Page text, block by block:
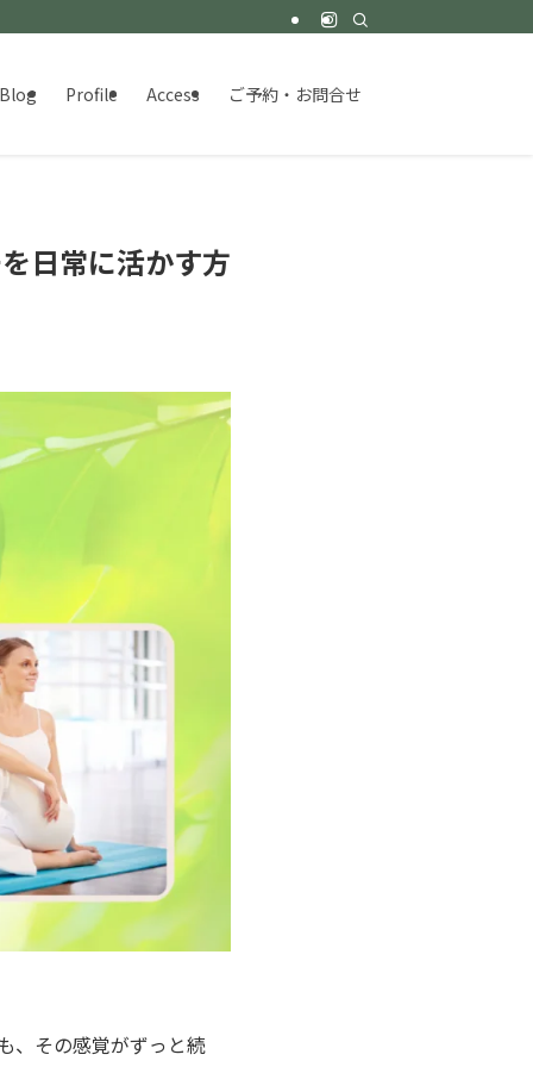
Blog Profile Access ご予約・お問合せ
日常に活かす方
、その感覚がずっと続